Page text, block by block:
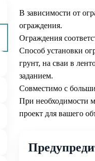
В зависимости от
ограждения.
Ограждения
Способ установки
грунт, на сваи в
заданием.
Совместимо с
При необходимости
проект для вашего